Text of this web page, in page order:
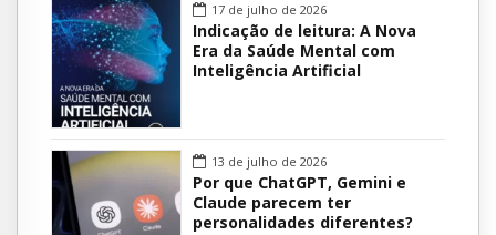
17 de julho de 2026
Indicação de leitura: A Nova
Era da Saúde Mental com
Inteligência Artificial
13 de julho de 2026
Por que ChatGPT, Gemini e
Claude parecem ter
personalidades diferentes?